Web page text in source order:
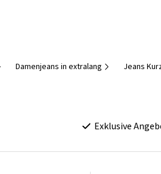
Damenjeans in extralang Jeans
Exklusive